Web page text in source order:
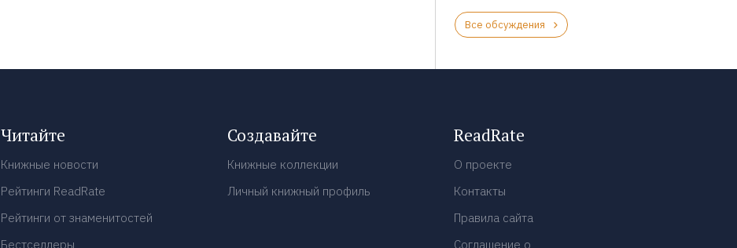
Все обсуждения
Читайте
Книжные новости
Рейтинги ReadRate
Рейтинги от знаменитостей
Бестселлеры
Создавайте
Книжные коллекции
Личный книжный профиль
ReadRate
О проекте
Контакты
Правила сайта
Соглашение о